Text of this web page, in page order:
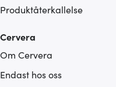
Produktåterkallelse
Cervera
Om Cervera
Endast hos oss